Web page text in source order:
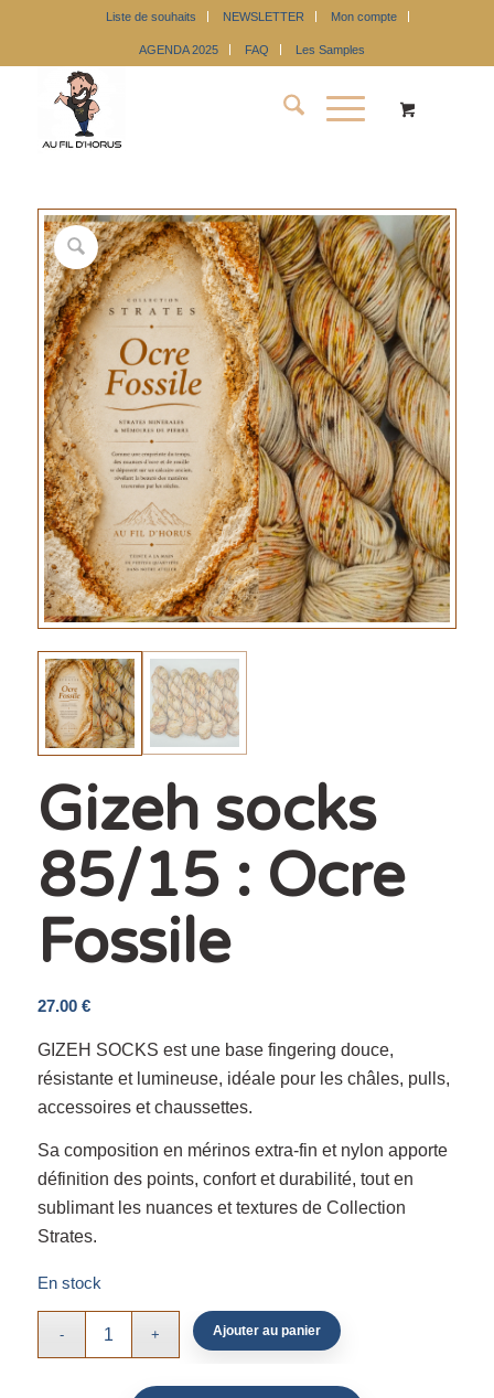
Liste de souhaits NEWSLETTER Mon compte
AGENDA 2025 FAQ Les Samples
Gizeh socks
85/15 : Ocre
Fossile
27.00 €
GIZEH SOCKS est une base fingering douce,
résistante et lumineuse, idéale pour les châles, pulls,
accessoires et chaussettes.
Sa composition en mérinos extra-fin et nylon apporte
définition des points, confort et durabilité, tout en
sublimant les nuances et textures de Collection
Strates.
En stock
Ajouter au panier